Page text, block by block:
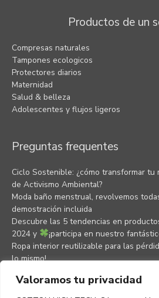
Valoramos tu privacidad
Productos de un
Compresas naturales
Tampones ecologicos
Protectores diarios
Maternidad
Salud & belleza
Adolescentes y flujos ligeros
Preguntas frequentes
Ciclo Sostenible: ¿cómo transformar
de Activismo Ambiental?
Moda baño menstrual, revolvemos
demostración incluida
Descubre las 5 tendencias en
2024 y
¡participa en nuestro
Ropa interior reutilizable para las
lo mismo!
¿Cómo escoger un producto menstrual
Descúbrelo en Bio Eco Actual by Masmi